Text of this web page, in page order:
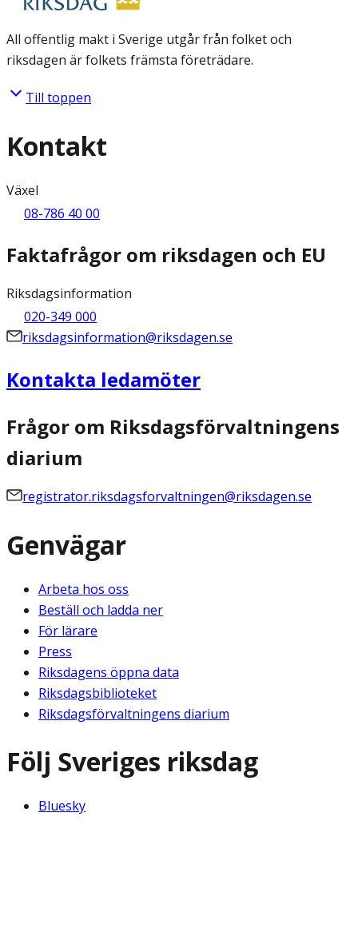
All offentlig makt i Sverige utgår från folket och
riksdagen är folkets främsta företrädare.
Till toppen
Kontakt
Växel
08-786 40 00
Faktafrågor om riksdagen och EU
Riksdagsinformation
020-349 000
riksdagsinformation@riksdagen.se
Kontakta ledamöter
Frågor om Riksdagsförvaltningens
diarium
registrator.riksdagsforvaltningen@riksdagen.se
Genvägar
Arbeta hos oss
Beställ och ladda ner
För lärare
Press
Riksdagens öppna data
Riksdagsbiblioteket
Riksdagsförvaltningens diarium
Följ Sveriges riksdag
Bluesky